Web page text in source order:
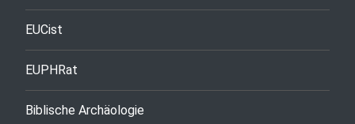
EUCist
EUPHRat
Biblische Archäologie